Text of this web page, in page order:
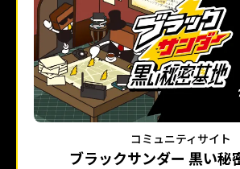
コミュニティサイト
ブラックサンダー 黒い秘